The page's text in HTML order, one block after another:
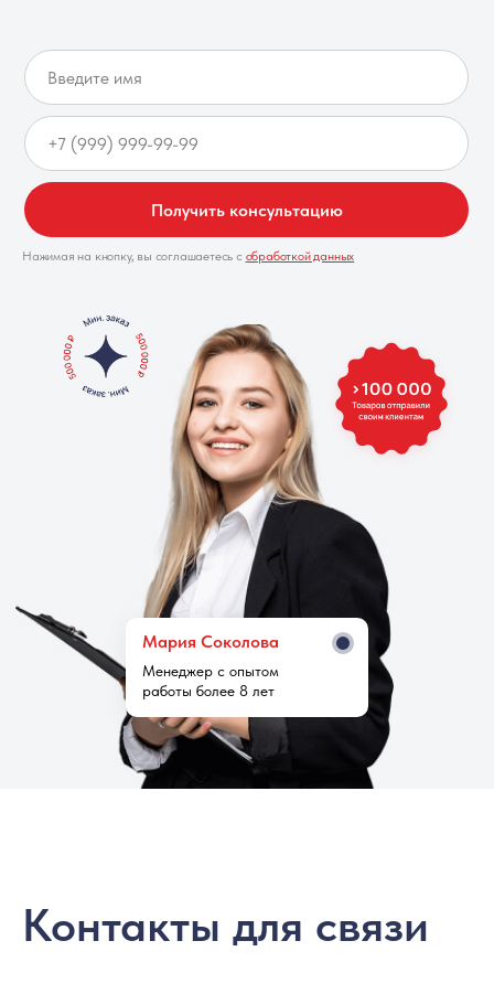
Менеджер с опытом
работы более 8 лет
Мария Cоколова
Получить консультацию
Нажимая на кнопку, вы соглашаетесь с обработкой данных
Контакты для связи